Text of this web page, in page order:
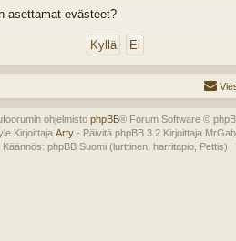
asettamat evästeet?
ohjelmisto phpBB® Forum Software ©
Kirjoittaja Arty- Päivitä phpBB 3.2 Kirjoittaja
Käännös: phpBB Suomi (lurttinen, harritapio, Pettis)